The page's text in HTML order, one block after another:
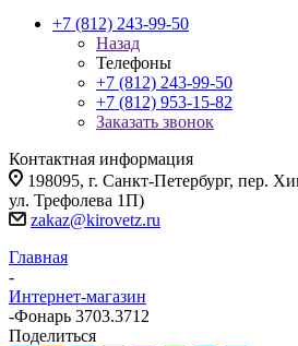
+7 (812) 243-99-50
Назад
Телефоны
+7 (812) 243-99-50
+7 (812) 953-15-82
Заказать звонок
Контактная информация
198095, г. Санкт-Петербург, пер.
ул. Трефолева 1П)
zakaz@kirovetz.ru
Главная
-
Интернет-магазин
-Фонарь 3703.3712
Поделиться